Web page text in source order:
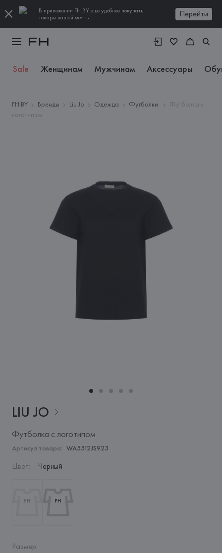
В приложении FH.BY еще удобнее покупать
товары вашей мечты
Перейти
Sale Женщинам Мужчинам Аксессуары
FH.BY Бренды Liu Jo Одежда Футболки
Футболка с
логотипом
LIU JO
Футболка с логотипом
Артикул товара: WA5512JS923
Цвет: Черный
Размер: